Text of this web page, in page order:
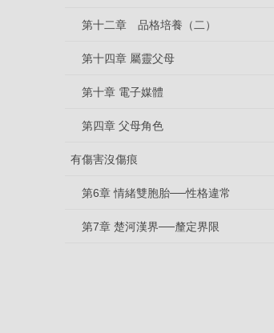
第十二章 品格培養（二）
第十四章 屬靈父母
第十章 電子媒體
第四章 父母角色
有傷害沒傷痕
第6章 情緒雙胞胎──性格違常
第7章 楚河漢界──釐定界限